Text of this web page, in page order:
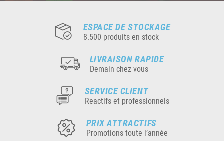
ESPACE DE STOCKAGE
8.500 produits en stock
LIVRAISON RAPIDE
Demain chez vous
SERVICE CLIENT
Reactifs et professionnels
PRIX ATTRACTIFS
Promotions toute l’année